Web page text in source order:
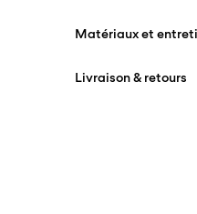
Matériaux et
Livraison & retours